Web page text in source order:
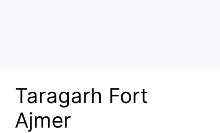
Taragarh Fort
Ajmer